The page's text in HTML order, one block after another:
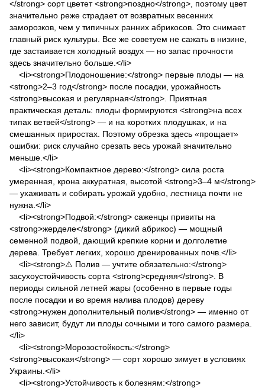
</strong> сорт цветет <strong>поздно</strong>, поэтому цвет
значительно реже страдает от возвратных весенних
заморозков, чем у типичных ранних абрикосов. Это снимает
главный риск культуры. Все же советуем не сажать в низине,
где застаивается холодный воздух — но запас прочности
здесь значительно больше.</li>
<li><strong>Плодоношение:</strong> первые плоды — на
<strong>2–3 год</strong> после посадки, урожайность
<strong>высокая и регулярная</strong>. Приятная
практическая деталь: плоды формируются <strong>на всех
типах ветвей</strong> — и на коротких плодушках, и на
смешанных приростах. Поэтому обрезка здесь «прощает»
ошибки: риск случайно срезать весь урожай значительно
меньше.</li>
<li><strong>Компактное дерево:</strong> сила роста
умеренная, крона аккуратная, высотой <strong>3–4 м</strong>
— ухаживать и собирать урожай удобно, лестница почти не
нужна.</li>
<li><strong>Подвой:</strong> саженцы привиты на
<strong>жерделе</strong> (дикий абрикос) — мощный
семенной подвой, дающий крепкие корни и долголетие
дерева. Требует легких, хорошо дренированных почв.</li>
<li><strong>⚠️ Полив — учтите обязательно:</strong>
засухоустойчивость сорта <strong>средняя</strong>. В
периоды сильной летней жары (особенно в первые годы
после посадки и во время налива плодов) дереву
<strong>нужен дополнительный полив</strong> — именно от
него зависит, будут ли плоды сочными и того самого размера.
</li>
<li><strong>Морозостойкость:</strong>
<strong>высокая</strong> — сорт хорошо зимует в условиях
Украины.</li>
<li><strong>Устойчивость к болезням:</strong>